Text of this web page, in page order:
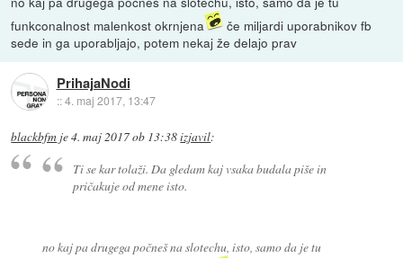
funkconalnost malenkost okrnjena
če miljardi uporabnikov fb
sede in ga uporabljajo, potem nekaj že delajo prav
PrihajaNodi
::4. maj 2017, 13:47
blackbfm je4. maj 2017 ob 13:38izjavil:
Ti se kar tolaži. Da gledam kaj vsaka budala piše in
pričakuje od mene isto.
no kaj pa drugega počneš na slotechu, isto, samo da je tu